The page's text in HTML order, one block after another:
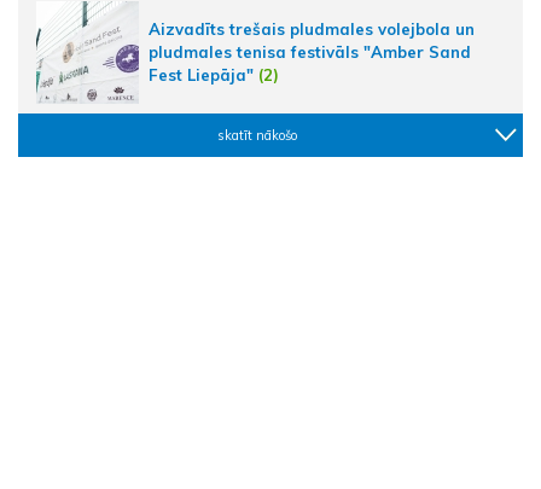
Aizvadīts trešais pludmales volejbola un
pludmales tenisa festivāls "Amber Sand
Fest Liepāja" (2)
skatīt nākošo